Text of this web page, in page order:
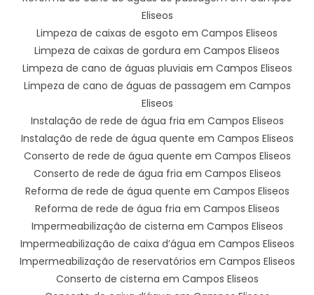
Eliseos
Limpeza de caixas de esgoto em Campos Eliseos
Limpeza de caixas de gordura em Campos Eliseos
Limpeza de cano de águas pluviais em Campos Eliseos
Limpeza de cano de águas de passagem em Campos
Eliseos
Instalação de rede de água fria em Campos Eliseos
Instalação de rede de água quente em Campos Eliseos
Conserto de rede de água quente em Campos Eliseos
Conserto de rede de água fria em Campos Eliseos
Reforma de rede de água quente em Campos Eliseos
Reforma de rede de água fria em Campos Eliseos
Impermeabilização de cisterna em Campos Eliseos
Impermeabilização de caixa d’água em Campos Eliseos
Impermeabilização de reservatórios em Campos Eliseos
Conserto de cisterna em Campos Eliseos